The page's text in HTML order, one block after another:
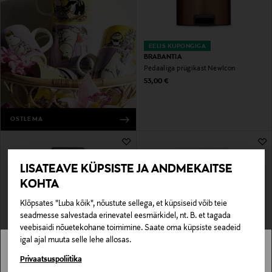
LISATEAVE KÜPSISTE JA ANDMEKAITSE
KOHTA
Klõpsates "Luba kõik", nõustute sellega, et küpsiseid võib teie
seadmesse salvestada erinevatel eesmärkidel, nt. B. et tagada
veebisaidi nõuetekohane toimimine. Saate oma küpsiste seadeid
igal ajal muuta selle lehe allosas.
Privaatsuspoliitika
OSTLEMA
EELIS KUPONGIGA
BRABANTIA
Pedaaliga prügikast NewIcon
Original Price
53,00 €
BRABANTIA
Stockmann pole Sinu riigis saadaval.